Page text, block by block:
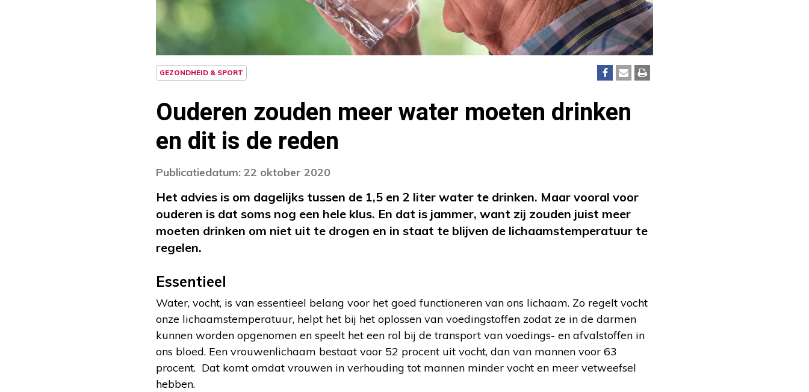
GEZONDHEID & SPORT
Ouderen zouden meer water moeten drinken
en dit is de reden
Publicatiedatum: 22 oktober 2020
Het advies is om dagelijks tussen de 1,5 en 2 liter water te drinken. Maar vooral voor
ouderen is dat soms nog een hele klus. En dat is jammer, want zij zouden juist meer
moeten drinken om niet uit te drogen en in staat te blijven de lichaamstemperatuur te
regelen.
Essentieel
Water, vocht, is van essentieel belang voor het goed functioneren van ons lichaam. Zo regelt vocht
onze lichaamstemperatuur, helpt het bij het oplossen van voedingstoffen zodat ze in de darmen
kunnen worden opgenomen en speelt het een rol bij de transport van voedings- en afvalstoffen in
ons bloed. Een vrouwenlichaam bestaat voor 52 procent uit vocht, dan van mannen voor 63
procent. Dat komt omdat vrouwen in verhouding tot mannen minder vocht en meer vetweefsel
hebben.